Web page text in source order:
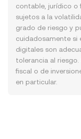
contable, jurídico o
sujetos a la
grado de riesgo y
cuidadosamente si
digitales son
tolerancia al
fiscal o de
en particular.